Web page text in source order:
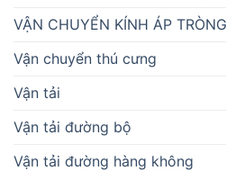
VẬN CHUYỂN KÍNH ÁP
Vận chuyển thú cưng
Vận tải
Vận tải đường bộ
Vận tải đường hàng không